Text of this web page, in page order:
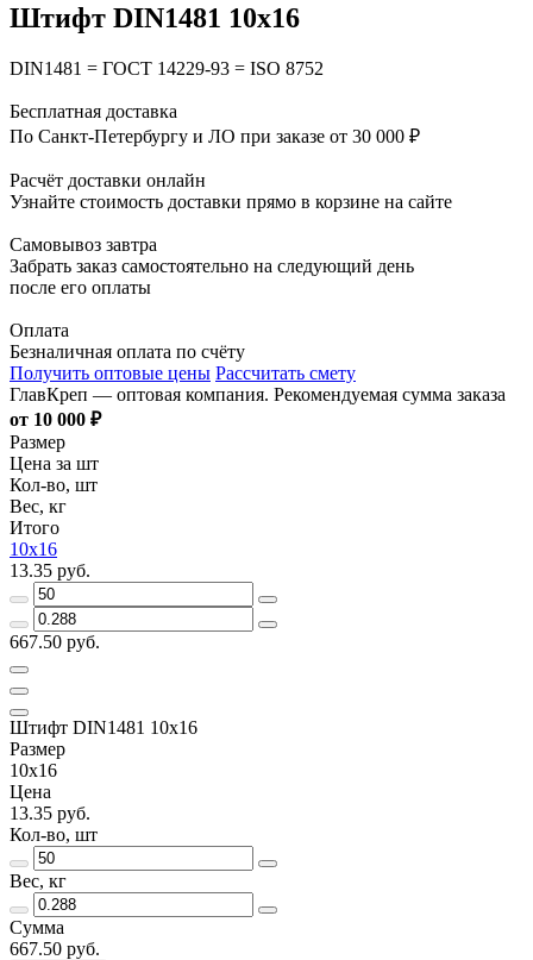
Штифт DIN1481 10х16
DIN1481 = ГОСТ 14229-93 = ISO 8752
Бесплатная доставка
По Санкт-Петербургу и ЛО при заказе от 30 000 ₽
Расчёт доставки онлайн
Узнайте стоимость доставки прямо в корзине на сайте
Самовывоз завтра
Забрать заказ самостоятельно на следующий день
после его оплаты
Оплата
Безналичная оплата по счёту
Получить оптовые цены Рассчитать смету
ГлавКреп — оптовая компания. Рекомендуемая сумма заказа
от 10 000 ₽
Размер
Цена за шт
Кол-во, шт
Вес, кг
Итого
10х16
13.35 руб.
667.50 руб.
Штифт DIN1481 10х16
Размер
10х16
Цена
13.35 руб.
Кол-во, шт
Вес, кг
Сумма
667.50 руб.